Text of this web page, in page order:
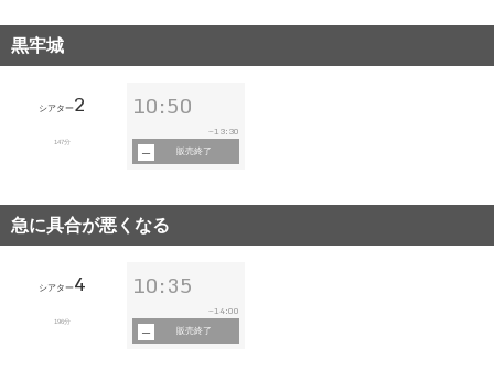
黒牢城
シアター2
147分
10:50
~13:30
販売終了
急に具合が悪くなる
シアター4
196分
10:35
~14:00
販売終了